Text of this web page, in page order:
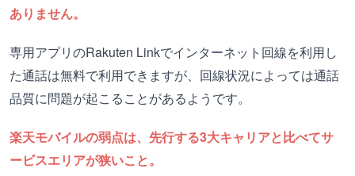
ありません。
専用アプリのRakuten Linkでインターネット回線を利用し
た通話は無料で利用できますが、回線状況によっては通話
品質に問題が起こることがあるようです。
楽天モバイルの弱点は、先行する3大キャリアと比べてサ
ービスエリアが狭いこと。